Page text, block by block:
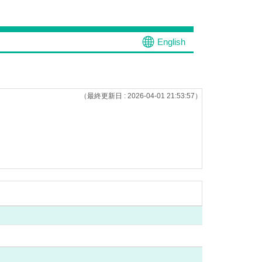
English
（最終更新日 : 2026-04-01 21:53:57）